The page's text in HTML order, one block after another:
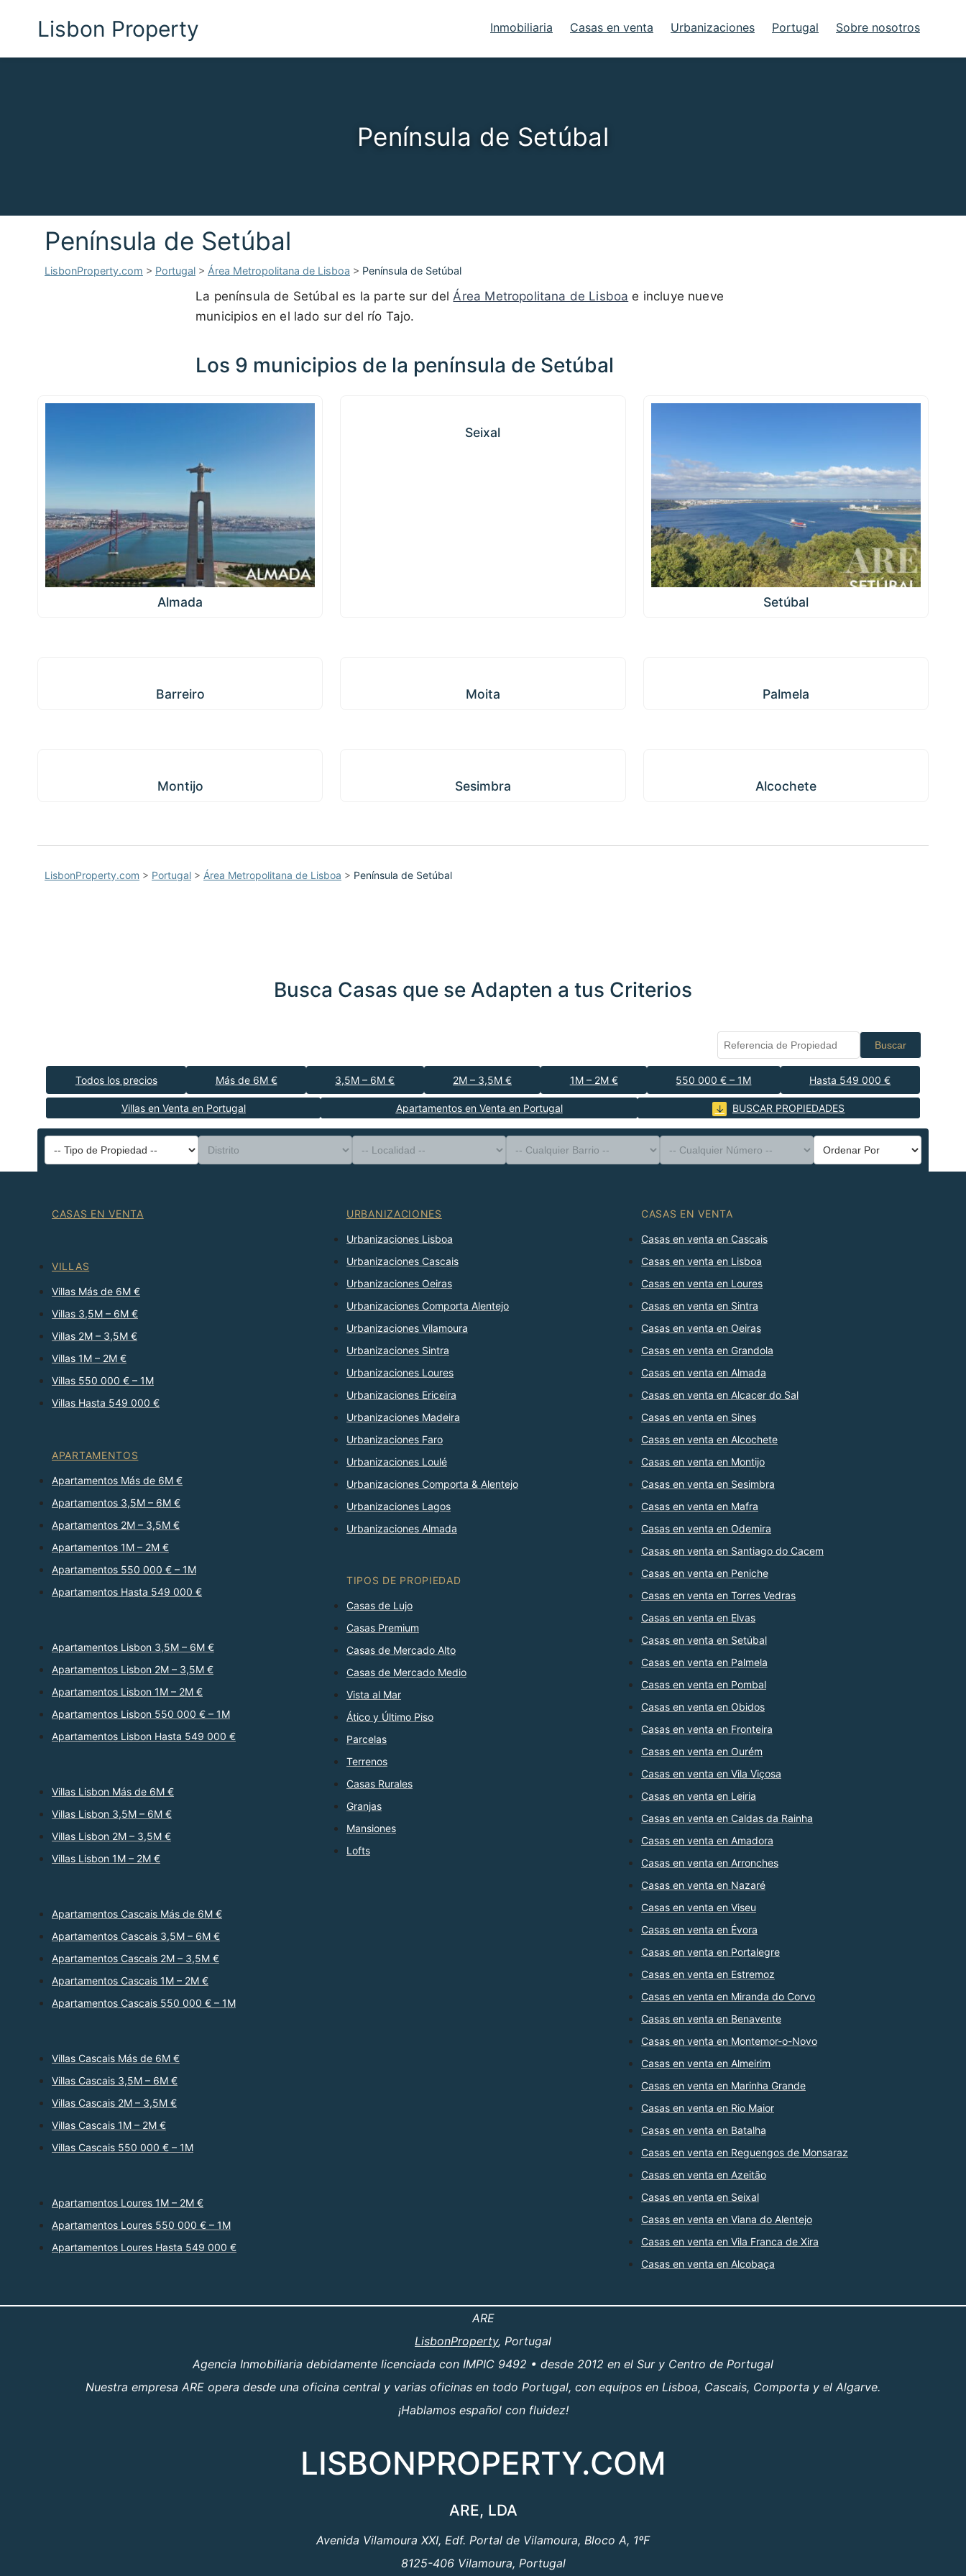
Lisbon Property Inmobiliaria Casas en venta Urbanizaciones Portugal Sobre nosotros
Península de Setúbal
Península de Setúbal
LisbonProperty.com > Portugal > Área Metropolitana de Lisboa > Península de Setúbal
La península de Setúbal es la parte sur delÁrea Metropolitana de Lisboa e incluye nueve
municipios en el lado sur del río Tajo.
Los 9 municipios de la península de Setúbal
Almada
Seixal
Setúbal
Barreiro Moita Palmela
Montijo Sesimbra Alcochete
LisbonProperty.com > Portugal > Área Metropolitana de Lisboa > Península de Setúbal
Busca Casas que se Adapten a tus Criterios
Buscar
Todos los precios Más de 6M € 3,5M – 6M € 2M – 3,5M € 1M – 2M € 550 000 € – 1M Hasta 549 000 €
Villas en Venta en Portugal Apartamentos en Venta en Portugal BUSCAR PROPIEDADES
-- Tipo de Propiedad --
Distrito
-- Localidad --
-- Cualquier Barrio --
-- Cualquier Número --
Ordenar Por
CASAS EN VENTA
VILLAS
Villas Más de 6M €
Villas 3,5M – 6M €
Villas 2M – 3,5M €
Villas 1M – 2M €
Villas 550 000 € – 1M
Villas Hasta 549 000 €
APARTAMENTOS
Apartamentos Más de 6M €
Apartamentos 3,5M – 6M €
Apartamentos 2M – 3,5M €
Apartamentos 1M – 2M €
Apartamentos 550 000 € – 1M
Apartamentos Hasta 549 000 €
Apartamentos Lisbon 3,5M – 6M €
Apartamentos Lisbon 2M – 3,5M €
Apartamentos Lisbon 1M – 2M €
Apartamentos Lisbon 550 000 € – 1M
Apartamentos Lisbon Hasta 549 000 €
Villas Lisbon Más de 6M €
Villas Lisbon 3,5M – 6M €
Villas Lisbon 2M – 3,5M €
Villas Lisbon 1M – 2M €
Apartamentos Cascais Más de 6M €
Apartamentos Cascais 3,5M – 6M €
Apartamentos Cascais 2M – 3,5M €
Apartamentos Cascais 1M – 2M €
Apartamentos Cascais 550 000 € – 1M
Villas Cascais Más de 6M €
Villas Cascais 3,5M – 6M €
Villas Cascais 2M – 3,5M €
Villas Cascais 1M – 2M €
Villas Cascais 550 000 € – 1M
Apartamentos Loures 1M – 2M €
Apartamentos Loures 550 000 € – 1M
Apartamentos Loures Hasta 549 000 €
URBANIZACIONES
Urbanizaciones Lisboa
Urbanizaciones Cascais
Urbanizaciones Oeiras
Urbanizaciones Comporta Alentejo
Urbanizaciones Vilamoura
Urbanizaciones Sintra
Urbanizaciones Loures
Urbanizaciones Ericeira
Urbanizaciones Madeira
Urbanizaciones Faro
Urbanizaciones Loulé
Urbanizaciones Comporta & Alentejo
Urbanizaciones Lagos
Urbanizaciones Almada
TIPOS DE PROPIEDAD
Casas de Lujo
Casas Premium
Casas de Mercado Alto
Casas de Mercado Medio
Vista al Mar
Ático y Último Piso
Parcelas
Terrenos
Casas Rurales
Granjas
Mansiones
Lofts
CASAS EN VENTA
Casas en venta en Cascais
Casas en venta en Lisboa
Casas en venta en Loures
Casas en venta en Sintra
Casas en venta en Oeiras
Casas en venta en Grandola
Casas en venta en Almada
Casas en venta en Alcacer do Sal
Casas en venta en Sines
Casas en venta en Alcochete
Casas en venta en Montijo
Casas en venta en Sesimbra
Casas en venta en Mafra
Casas en venta en Odemira
Casas en venta en Santiago do Cacem
Casas en venta en Peniche
Casas en venta en Torres Vedras
Casas en venta en Elvas
Casas en venta en Setúbal
Casas en venta en Palmela
Casas en venta en Pombal
Casas en venta en Obidos
Casas en venta en Fronteira
Casas en venta en Ourém
Casas en venta en Vila Viçosa
Casas en venta en Leiria
Casas en venta en Caldas da Rainha
Casas en venta en Amadora
Casas en venta en Arronches
Casas en venta en Nazaré
Casas en venta en Viseu
Casas en venta en Évora
Casas en venta en Portalegre
Casas en venta en Estremoz
Casas en venta en Miranda do Corvo
Casas en venta en Benavente
Casas en venta en Montemor-o-Novo
Casas en venta en Almeirim
Casas en venta en Marinha Grande
Casas en venta en Rio Maior
Casas en venta en Batalha
Casas en venta en Reguengos de Monsaraz
Casas en venta en Azeitão
Casas en venta en Seixal
Casas en venta en Viana do Alentejo
Casas en venta en Vila Franca de Xira
Casas en venta en Alcobaça
ARE
LisbonProperty, Portugal
Agencia Inmobiliaria debidamente licenciada con IMPIC 9492 • desde 2012 en el Sur y Centro de Portugal
Nuestra empresa ARE opera desde una oficina central y varias oficinas en todo Portugal, con equipos en Lisboa, Cascais, Comporta y el Algarve.
¡Hablamos español con fluidez!
LISBONPROPERTY.COM
ARE, LDA
Avenida Vilamoura XXI, Edf. Portal de Vilamoura, Bloco A, 1ºF
8125-406 Vilamoura, Portugal